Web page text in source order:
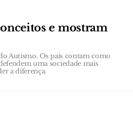
e mostram
Autismo. Os pais contam como
uma sociedade mais
a diferença.